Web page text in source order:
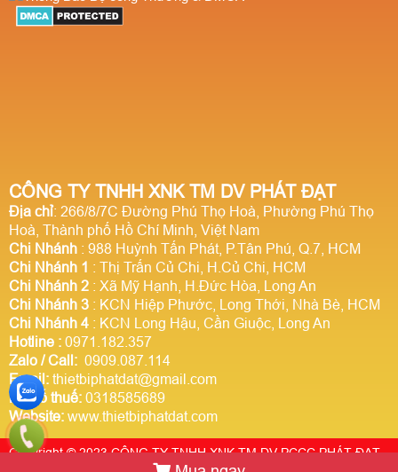
CÔNG TY TNHH XNK TM DV PHÁT ĐẠT
Địa chỉ: 266/8/7C Đường Phú Thọ Hoà, Phường Phú Thọ
Hoà, Thành phố Hồ Chí Minh, Việt Nam
Chi Nhánh : 988 Huỳnh Tấn Phát, P.Tân Phú, Q.7, HCM
Chi Nhánh 1 : Thị Trấn Củ Chi, H.Củ Chi, HCM
Chi Nhánh 2 : Xã Mỹ Hạnh, H.Đức Hòa, Long An
Chi Nhánh 3 : KCN Hiệp Phước, Long Thới, Nhà Bè, HCM
Chi Nhánh 4 : KCN Long Hậu, Cần Giuộc, Long An
Hotline : 0971.182.357
Zalo / Call: 0909.087.114
Email: thietbiphatdat@gmail.com
Mã số thuế: 0318585689
Website: www.thietbiphatdat.com
Copyright © 2023 CÔNG TY TNHH XNK TM DV PCCC PHÁT ĐẠT.